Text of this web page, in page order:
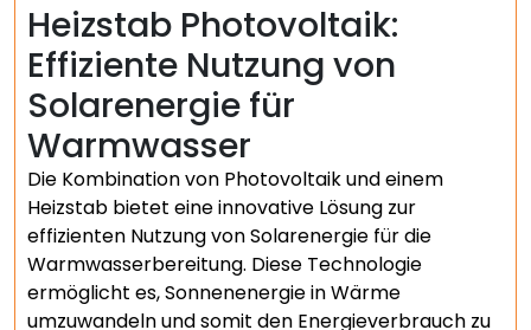
Heizstab Photovoltaik:
Effiziente Nutzung von
Solarenergie für
Warmwasser
Die Kombination von Photovoltaik und einem
Heizstab bietet eine innovative Lösung zur
effizienten Nutzung von Solarenergie für die
Warmwasserbereitung. Diese Technologie
ermöglicht es, Sonnenenergie in Wärme
umzuwandeln und somit den Energieverbrauch zu